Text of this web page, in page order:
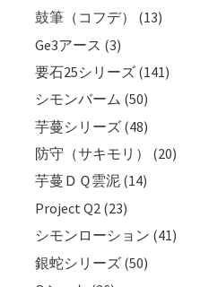
鼓筆（コフデ） (13)
Ge3アース (3)
要石25シリーズ (141)
シモンバーム (50)
芋蔓シリーズ (48)
防守（サキモリ） (20)
芋蔓ＤＱ雲泥 (14)
Project Q2 (23)
シモンローション (41)
銀蛇シリーズ (50)